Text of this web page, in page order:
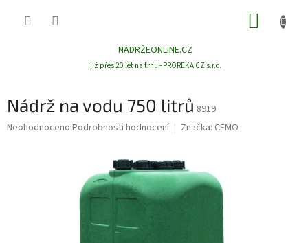
NÁDRŽEONLINE.CZ
již přes 20 let na trhu - PROREKA CZ s.r.o.
Nádrž na vodu 750 litrů 8919
Průměrné
Neohodnoceno Podrobnosti hodnocení Značka: CEMO